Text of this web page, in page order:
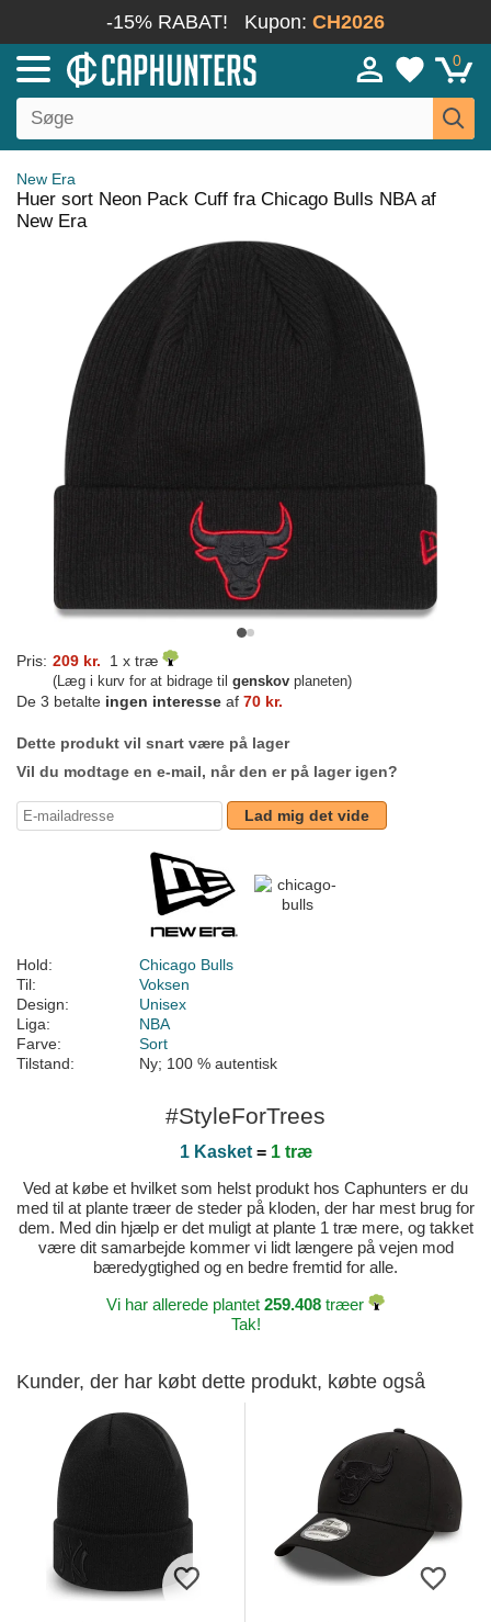
-15% RABAT! Kupon: CH2026
0
New Era
Huer sort Neon Pack Cuff fra Chicago Bulls NBA af
New Era
Pris: 209 kr. 1 x træ
(Læg i kurv for at bidrage til genskov planeten)
De 3 betalte ingen interesse af 70 kr.
Dette produkt vil snart være på lager
Vil du modtage en e-mail, når den er på lager igen?
Lad mig det vide
Hold:
Chicago Bulls
Til:
Voksen
Design:
Unisex
Liga:
NBA
Farve:
Sort
Tilstand:
Ny; 100 % autentisk
#StyleForTrees
1 Kasket= 1 træ
Ved at købe et hvilket som helst produkt hos Caphunters er du
med til at plante træer de steder på kloden, der har mest brug for
dem. Med din hjælp er det muligt at plante 1 træ mere, og takket
være dit samarbejde kommer vi lidt længere på vejen mod
bæredygtighed og en bedre fremtid for alle.
Vi har allerede plantet 259.408 træer
Tak!
Kunder, der har købt dette produkt, købte også